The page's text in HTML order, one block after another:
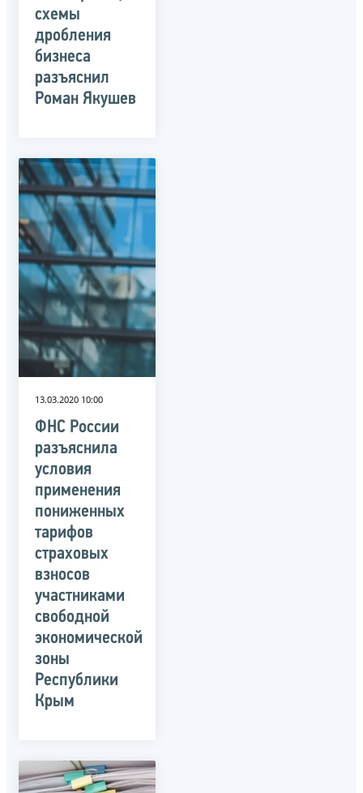
схемы
дробления
бизнеса
разъяснил
Роман Якушев
13.03.2020 10:00
ФНС России
разъяснила
условия
применения
пониженных
тарифов
страховых
взносов
участниками
свободной
экономической
зоны
Республики
Крым